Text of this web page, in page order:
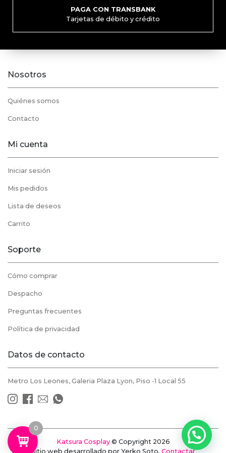
PAGA CON TRANSBANK
Tarjetas de débito y crédito
Nosotros
Quiénes somos
Contacto
Mi cuenta
Iniciar sesión
Mis pedidos
Lista de deseos
Carrito
Soporte
Cómo comprar
Despacho
Preguntas frecuentes
Política de privacidad
Datos de contacto
Metro Los Leones, Galeria Plaza Lyon, Piso -1 Local 55
Katsura Cosplay© Copyright 2026
Sitio web desarrollado por Yerko Soto. Contactar
0